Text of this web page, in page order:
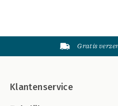
Gratis
Klantenservice